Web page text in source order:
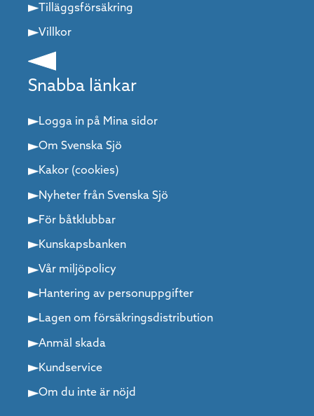
Tilläggsförsäkring
Villkor
Snabba länkar
Logga in på Mina sidor
Om Svenska Sjö
Kakor (cookies)
Nyheter från Svenska Sjö
För båtklubbar
Kunskapsbanken
Vår miljöpolicy
Hantering av personuppgifter
Lagen om försäkringsdistribution
Anmäl skada
Kundservice
Om du inte är nöjd